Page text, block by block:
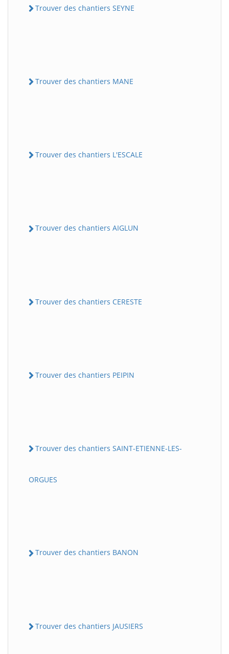
Trouver des chantiers SEYNE
Trouver des chantiers MANE
Trouver des chantiers L'ESCALE
Trouver des chantiers AIGLUN
Trouver des chantiers CERESTE
Trouver des chantiers PEIPIN
Trouver des chantiers SAINT-ETIENNE-LES-
ORGUES
Trouver des chantiers BANON
Trouver des chantiers JAUSIERS